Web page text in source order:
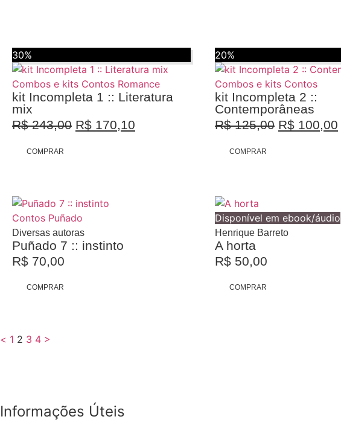
30%
Combos e kits Contos Romance
kit Incompleta 1 :: Literatura
mix
R$243,00 R$ 170,10
COMPRAR
20%
Combos e kits Contos
kit Incompleta 2 ::
Contemporâneas
R$125,00 R$ 100,00
COMPRAR
Contos Puñado
Diversas autoras
Puñado 7 :: instinto
R$ 70,00
COMPRAR
Disponível em ebook/áudio
Henrique Barreto
A horta
R$ 50,00
COMPRAR
< 1 2 3 4 >
Informações Úteis